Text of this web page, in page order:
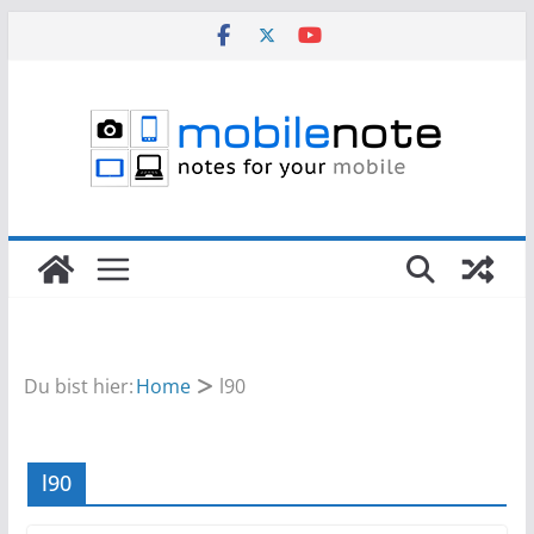
Du bist hier:Home l90
l90